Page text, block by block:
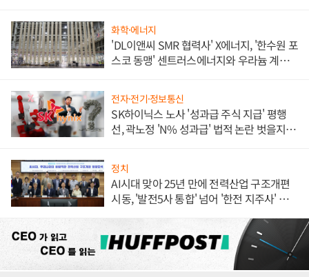
화학·에너지
'DL이앤씨 SMR 협력사' X에너지, '한수원 포
스코 동맹' 센트러스에너지와 우라늄 계약
전자·전기·정보통신
SK하이닉스 노사 '성과급 주식 지급' 평행
선, 곽노정 'N% 성과급' 법적 논란 벗을지 주
정치
AI시대 맞아 25년 만에 전력산업 구조개편
시동, '발전5사 통합' 넘어 '한전 지주사' 재편